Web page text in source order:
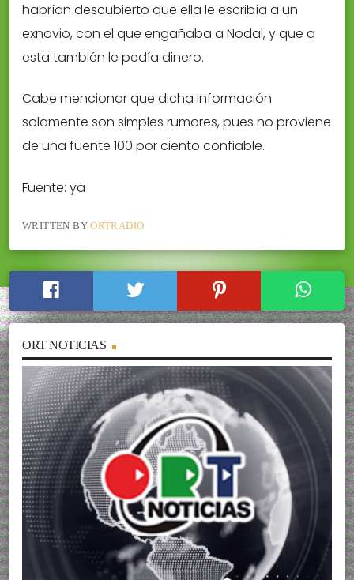
habrían descubierto que ella le escribía a un
exnovio, con el que engañaba a Nodal, y que a
esta también le pedía dinero.
Cabe mencionar que dicha información
solamente son simples rumores, pues no proviene
de una fuente 100 por ciento confiable.
Fuente: ya
WRITTEN BYORTRADIO
ORT NOTICIAS